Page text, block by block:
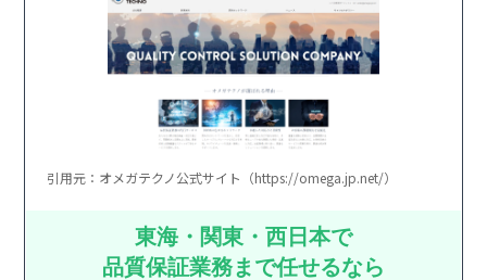
引用元：オメガテクノ公式サイト（https://omega.jp.net/）
東海・関東・西日本で
品質保証業務まで任せるなら